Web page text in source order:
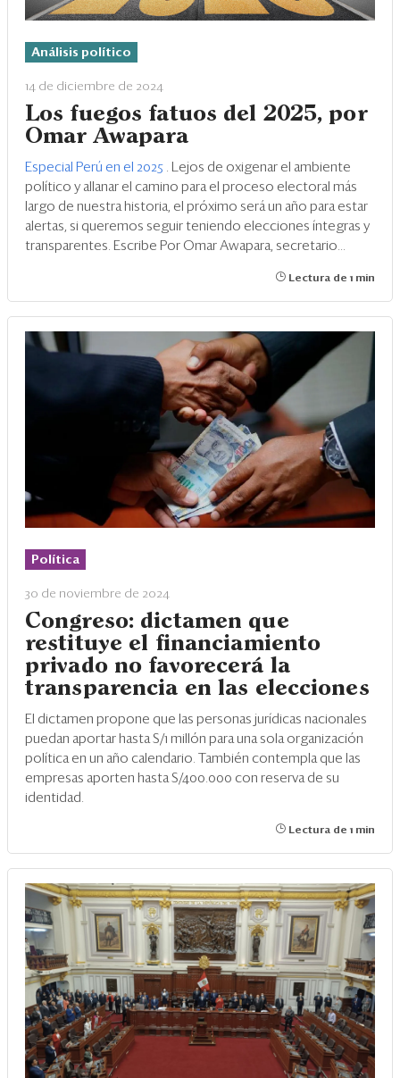
Análisis político
14 de diciembre de 2024
Los fuegos fatuos del 2025, por
Omar Awapara
Especial Perú en el 2025
. Lejos de oxigenar el ambiente
político y allanar el camino para el proceso electoral más
largo de nuestra historia, el próximo será un año para estar
alertas, si queremos seguir teniendo elecciones íntegras y
transparentes. Escribe Por Omar Awapara, secretario...
Lectura de 1 min
Política
30 de noviembre de 2024
Congreso: dictamen que
restituye el financiamiento
privado no favorecerá la
transparencia en las elecciones
El dictamen propone que las personas jurídicas nacionales
puedan aportar hasta S/1 millón para una sola organización
política en un año calendario. También contempla que las
empresas aporten hasta S/400.000 con reserva de su
identidad.
Lectura de 1 min